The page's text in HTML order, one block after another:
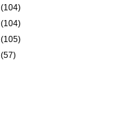
(104)
(104)
(105)
(57)